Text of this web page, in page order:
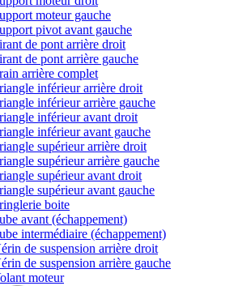
moteur gauche
pivot avant gauche
de pont arrière droit
de pont arrière gauche
arrière complet
inférieur arrière droit
inférieur arrière gauche
inférieur avant droit
inférieur avant gauche
supérieur arrière droit
supérieur arrière gauche
supérieur avant droit
supérieur avant gauche
boite
avant (échappement)
intermédiaire (échappement)
de suspension arrière droit
de suspension arrière gauche
moteur